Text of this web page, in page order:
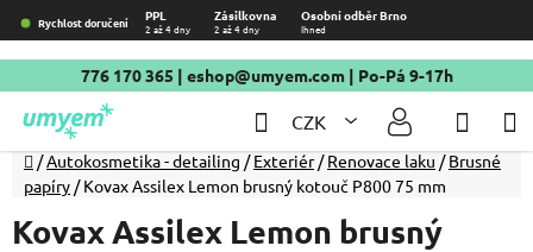
Přejít
na
obsah
Rychlost doručení PPL Zásilkovna Osobní odběr Brno
2 až 4 dny 2 až 4 dny Ihned
776 170 365 | eshop@umyem.com| Po-Pá 9-17h
CZK
Hledat
Domů
/Autokosmetika - detailing / Exteriér / Renovace laku / Brusné
papíry / Kovax Assilex Lemon brusný kotouč P800 75 mm
Kovax Assilex Lemon brusný